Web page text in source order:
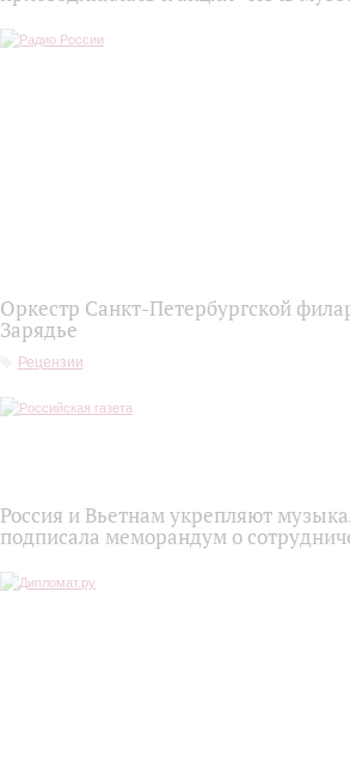
Оркестр Санкт‑Петербургской
Зарядье
Рецензии
Россия и Вьетнам укрепляют
подписала меморандум о